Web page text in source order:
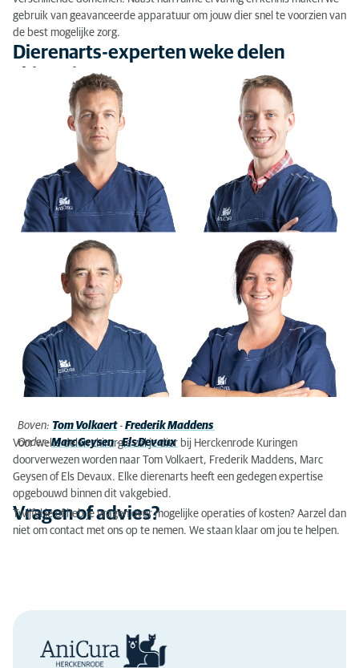
gebruik van geavanceerde apparatuur om jouw dier snel te voorzien van
de best mogelijke zorg.
Dierenarts-experten weke delen
chirurgie
Boven: Tom Volkaert- Frederik Maddens
Onder:Marc Geysen-Els Devaux
Voor weke delen chirurgie zal je dier bij Herckenrode Kuringen
doorverwezen worden naar Tom Volkaert, Frederik Maddens, Marc
Geysen of Els Devaux. Elke dierenarts heeft een gedegen expertise
opgebouwd binnen dit vakgebied.
Vragen of advies?
Twijfel je of heb je vragen over mogelijke operaties of kosten? Aarzel dan
niet om contact met ons op te nemen. We staan klaar om jou te helpen.